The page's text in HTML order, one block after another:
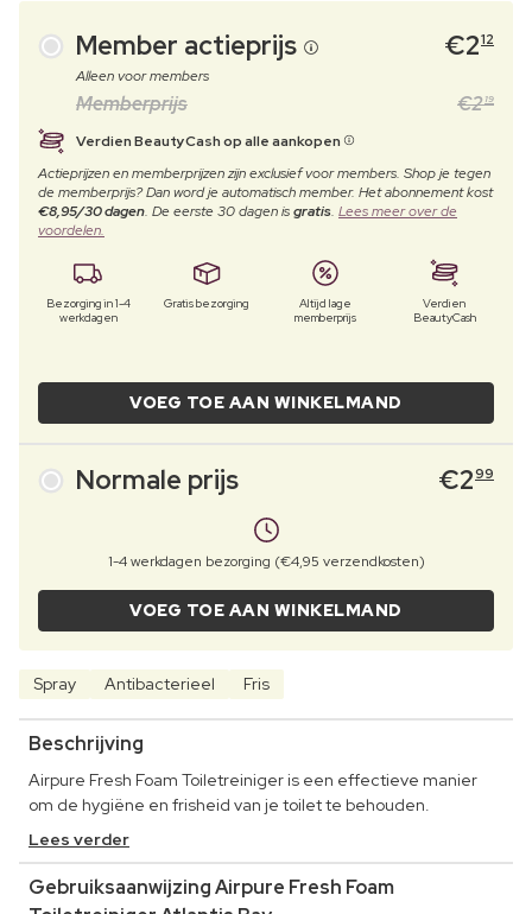
Member actieprijs €212
Alleen voor members
Memberprijs €2 19
Verdien BeautyCash op alle aankopen
Actieprijzen en memberprijzen zijn exclusief voor members. Shop je tegen
de memberprijs? Dan word je automatisch member. Het abonnement kost
€8,95/30 dagen. De eerste 30 dagen isgratis. Lees meer over de
voordelen.
Bezorging in 1-4
werkdagen
Gratis bezorging
Altijd lage
memberprijs
Verdien
BeautyCash
VOEG TOE AAN WINKELMAND
Normale prijs €299
1-4 werkdagen bezorging (€4,95 verzendkosten)
VOEG TOE AAN WINKELMAND
Spray Antibacterieel Fris
Beschrijving
Airpure Fresh Foam Toiletreiniger is een effectieve manier
om de hygiëne en frisheid van je toilet te behouden.
Lees verder
Gebruiksaanwijzing Airpure Fresh Foam